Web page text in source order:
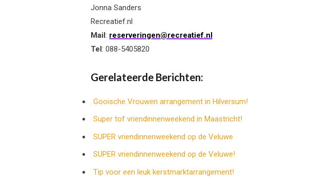
Jonna Sanders
Recreatief.nl
Mail: reserveringen@recreatief.nl
Tel: 088-5405820
Gerelateerde Berichten:
Gooische Vrouwen arrangement in Hilversum!
Super tof vriendinnenweekend in Maastricht!
SUPER vriendinnenweekend op de Veluwe
SUPER vriendinnenweekend op de Veluwe!
Tip voor een leuk kerstmarktarrangement!